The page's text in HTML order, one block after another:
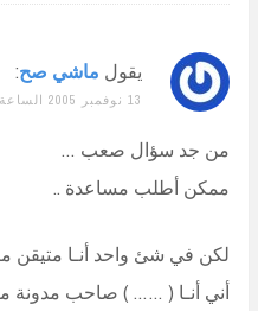
يقول ماشي صح:
13 نوفمبر 2005 الساعة 12:50 م
من جد سؤال صعب …
ممكن أطلب مساعدة ..
لكن في شئ واحد أنـا متيقن
أني أنـا ( …… ) صاحب مدونة